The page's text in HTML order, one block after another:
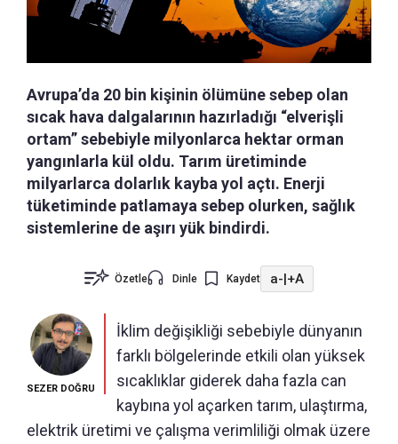
Avrupa’da 20 bin kişinin ölümüne sebep olan
sıcak hava dalgalarının hazırladığı “elverişli
ortam” sebebiyle milyonlarca hektar orman
yangınlarla kül oldu. Tarım üretiminde
milyarlarca dolarlık kayba yol açtı. Enerji
tüketiminde patlamaya sebep olurken, sağlık
sistemlerine de aşırı yük bindirdi.
Özetle Dinle Kaydet a-|+A
SEZER DOĞRU
İklim değişikliği sebebiyle dünyanın
farklı bölgelerinde etkili olan yüksek
sıcaklıklar giderek daha fazla can
kaybına yol açarken tarım, ulaştırma,
elektrik üretimi ve çalışma verimliliği olmak üzere